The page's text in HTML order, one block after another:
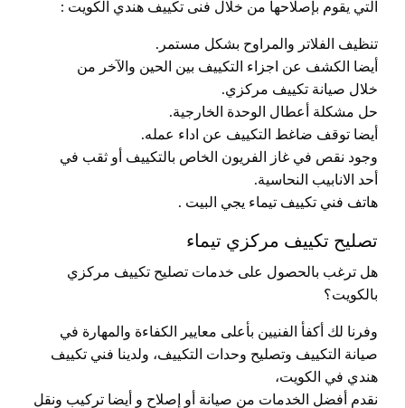
التي يقوم بإصلاحها من خلال فنى تكييف هندي الكويت :
تنظيف الفلاتر والمراوح بشكل مستمر.
أيضا الكشف عن اجزاء التكييف بين الحين والآخر من
خلال صيانة تكييف مركزي.
حل مشكلة أعطال الوحدة الخارجية.
أيضا توقف ضاغط التكييف عن اداء عمله.
وجود نقص في غاز الفريون الخاص بالتكييف أو ثقب في
أحد الانابيب النحاسية.
هاتف فني تكييف تيماء يجي البيت .
تصليح تكييف مركزي تيماء
هل ترغب بالحصول على خدمات تصليح تكييف مركزي
بالكويت؟
وفرنا لك أكفأ الفنيين بأعلى معايير الكفاءة والمهارة في
صيانة التكييف وتصليح وحدات التكييف، ولدينا فني تكييف
هندي في الكويت،
نقدم أفضل الخدمات من صيانة أو إصلاح و أيضا تركيب ونقل